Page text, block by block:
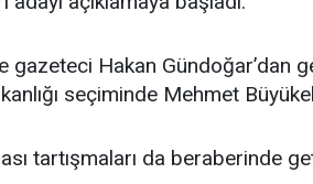
gazeteci Hakan Gündoğar’dan
seçiminde Mehmet
tartışmaları da beraberinde